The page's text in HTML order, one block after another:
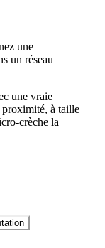
une
un réseau
une vraie
proximité, à taille
crèche la